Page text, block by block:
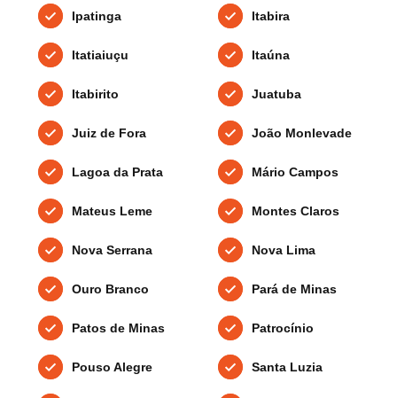
Ipatinga Itabira
Itatiaiuçu Itaúna
Itabirito Juatuba
Juiz de Fora João Monlevade
Lagoa da Prata Mário Campos
Mateus Leme Montes Claros
Nova Serrana Nova Lima
Ouro Branco Pará de Minas
Patos de Minas Patrocínio
Pouso Alegre Santa Luzia